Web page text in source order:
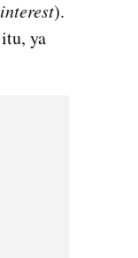
).
ya